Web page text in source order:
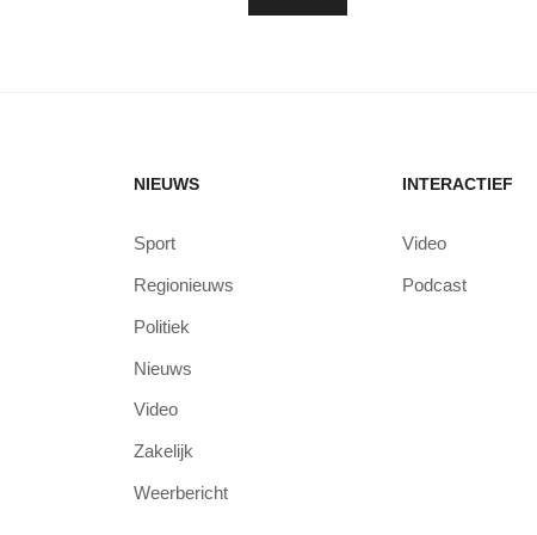
NIEUWS
Sport
Regionieuws
Politiek
Nieuws
Video
Zakelijk
Weerbericht
INTERACTIEF
Video
Podcast